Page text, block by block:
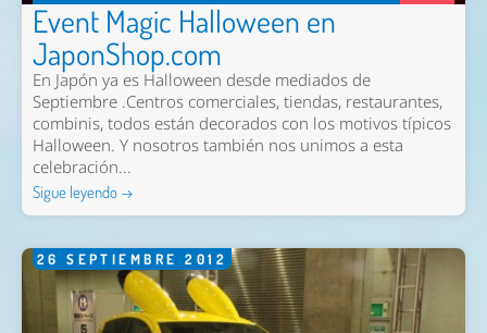
Event Magic Halloween en
JaponShop.com
En Japón ya es Halloween desde mediados de
Septiembre .Centros comerciales, tiendas, restaurantes,
combinis, todos están decorados con los motivos típicos
Halloween. Y nosotros también nos unimos a esta
celebración...
Sigue leyendo →
26 SEPTIEMBRE 2012